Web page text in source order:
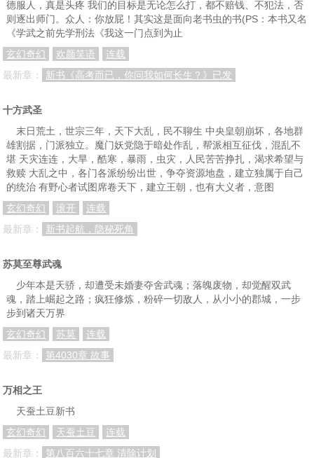
德服人，真是头疼 我们的目标是无论怎么打，都不赔钱、不犯法，否
则逐出师门。众人：你放屁！其实这是面向老书虫的书(PS：本书又名
《学武之前先学刑法《我这一门点到为止
玄幻奇幻
欢颜笑语
连载
最新章：
新书《高考而已，你问我如何长生？》已发
十方武圣
末日荒土，世宗三年，天下大乱，民不聊生 中央皇朝崩坏，各地群
雄割据，门派独立。魔门妖党隐于暗处作乱，帮派相互征伐，混乱不
堪 天灾连连，大旱，酷寒，暴雨，虫灾，人民苦苦挣扎，渴求希望与
救赎 大乱之中，各门各派纷纷出世，争夺资源地盘，建立独属于自己
的统治 有野心者试图席卷天下，建立王朝，也有大义者，意图
玄幻奇幻
滚开
连载
最新章：
新书起航，隐秘死角
苏莫至尊武魂
少年本是天骄，却遭受未婚妻夺舍武魂；落魄废物，却觉醒双武
魂，踏上崛起之路；疯狂修炼，粉碎一切敌人，从小小的郡城，一步
步到诸天万界
玄幻奇幻
苏莫
连载
最新章：
第4030章 故事
万相之王
天蚕土豆新书
玄幻奇幻
天蚕土豆
连载
最新章：
第八百六十七章 清除计划